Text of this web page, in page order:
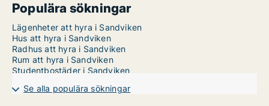
Populära sökningar
Lägenheter att hyra i Sandviken
Hus att hyra i Sandviken
Radhus att hyra i Sandviken
Rum att hyra i Sandviken
Studentbostäder i Sandviken
Se alla populära sökningar